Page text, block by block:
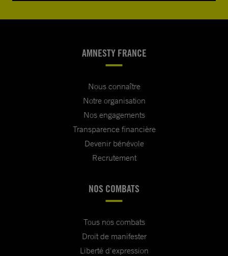
AMNESTY FRANCE
Nous connaître
Notre organisation
Nos engagements
Transparence financière
Devenir bénévole
Recrutement
NOS COMBATS
Tous nos combats
Droit de manifester
Liberté d'expression